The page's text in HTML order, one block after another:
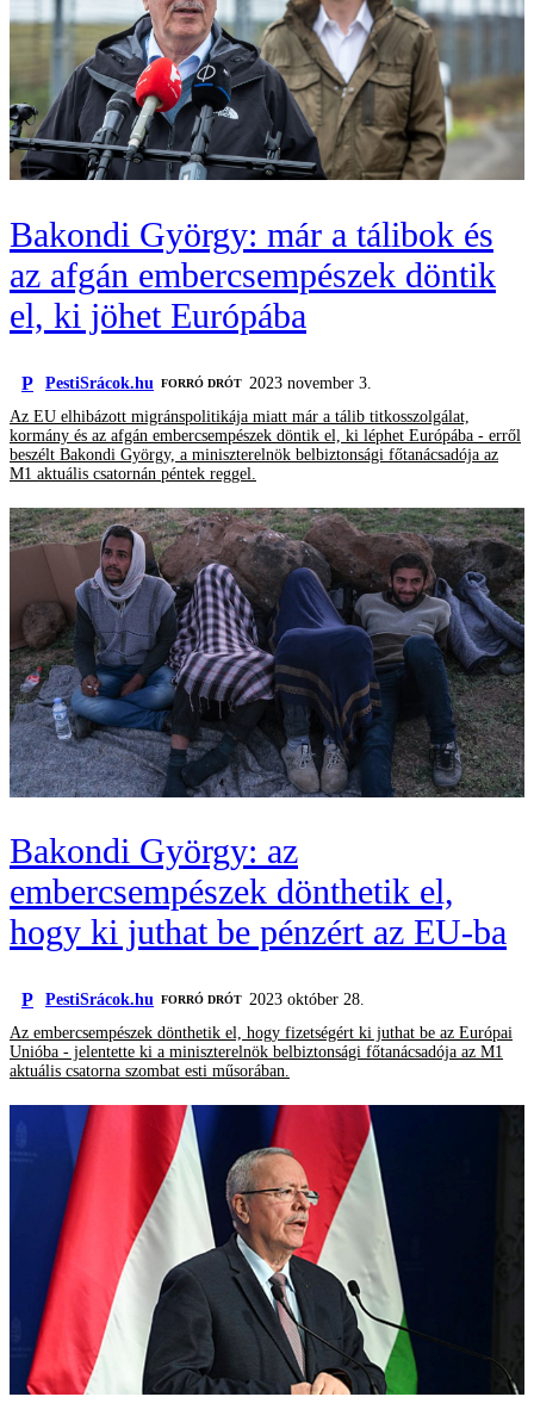
Bakondi György: már a tálibok és
az afgán embercsempészek döntik
el, ki jöhet Európába
P PestiSrácok.hu FORRÓ DRÓT
2023 november 3.
Az EU elhibázott migránspolitikája miatt már a tálib titkosszolgálat,
kormány és az afgán embercsempészek döntik el, ki léphet Európába - erről
beszélt Bakondi György, a miniszterelnök belbiztonsági főtanácsadója az
M1 aktuális csatornán péntek reggel.
Bakondi György: az
embercsempészek dönthetik el,
hogy ki juthat be pénzért az EU-ba
P PestiSrácok.hu FORRÓ DRÓT 2023 október 28.
Az embercsempészek dönthetik el, hogy fizetségért ki juthat be az Európai
Unióba - jelentette ki a miniszterelnök belbiztonsági főtanácsadója az M1
aktuális csatorna szombat esti műsorában.